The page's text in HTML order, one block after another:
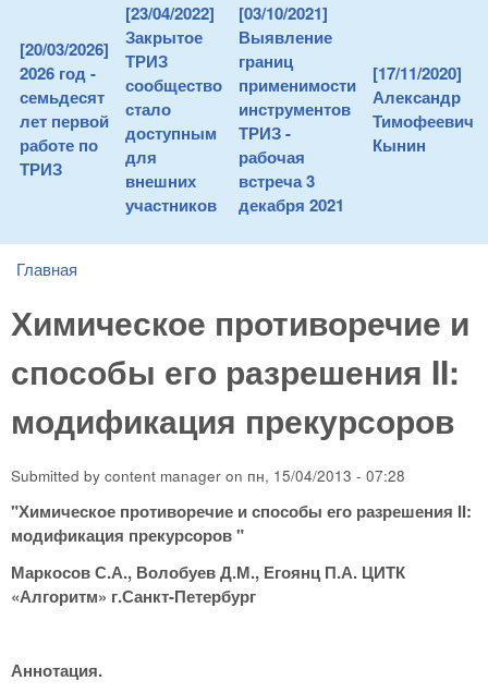
[20/03/2026]
2026 год -
семьдесят
лет первой
работе по
ТРИЗ
[23/04/2022]
Закрытое
ТРИЗ
сообщество
стало
доступным
для
внешних
участников
[03/10/2021]
Выявление
границ
применимости
инструментов
ТРИЗ -
рабочая
встреча 3
декабря 2021
[17/11/2020]
Александр
Тимофеевич
Кынин
You are here
Главная
Химическое противоречие и
способы его разрешения II:
модификация прекурсоров
Submitted by content manager on пн, 15/04/2013 - 07:28
"Химическое противоречие и способы его разрешения II:
модификация прекурсоров "
Маркосов С.А., Волобуев Д.М., Егоянц П.А. ЦИТК
«Алгоритм» г.Санкт-Петербург
Аннотация.